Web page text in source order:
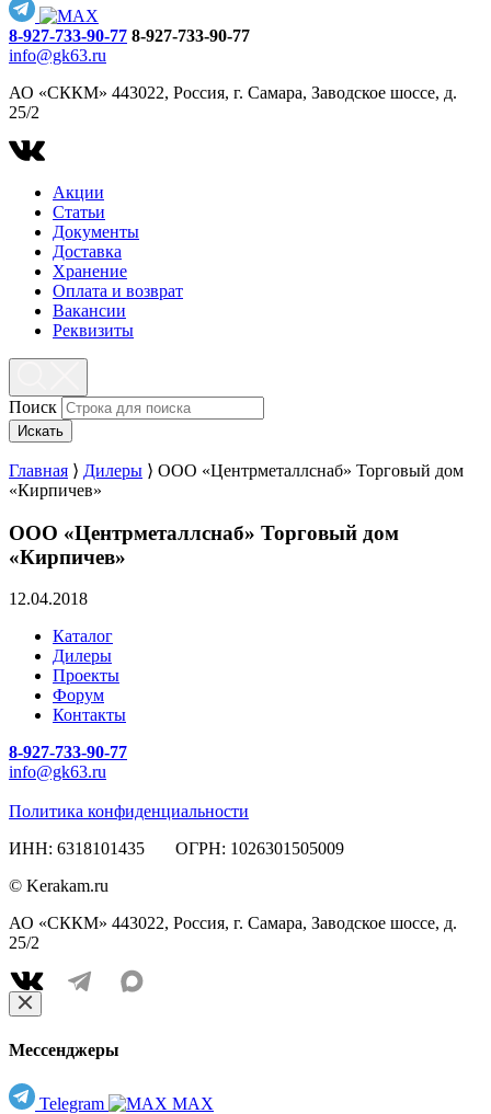
8-927-733-90-77 8-927-733-90-77
info@gk63.ru
АО «СККМ» 443022, Россия, г. Самара, Заводское шоссе, д.
25/2
Акции
Статьи
Документы
Доставка
Хранение
Оплата и возврат
Вакансии
Реквизиты
Поиск
Искать
Главная ⟩ Дилеры ⟩ ООО «Центрметаллснаб» Торговый дом
«Кирпичев»
ООО «Центрметаллснаб» Торговый дом
«Кирпичев»
12.04.2018
Каталог
Дилеры
Проекты
Форум
Контакты
8-927-733-90-77
info@gk63.ru
Политика конфиденциальности
ИНН: 6318101435 ОГРН: 1026301505009
© Kerakam.ru
АО «СККМ» 443022, Россия, г. Самара, Заводское шоссе, д.
25/2
Мессенджеры
Telegram MAX